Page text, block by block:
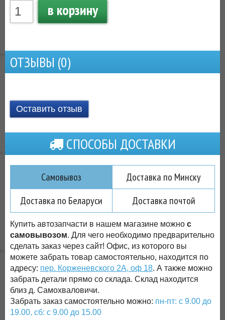
в корзину
ОТЗЫВЫ (0)
Оставить отзыв
СПОСОБЫ ДОСТАВКИ
Самовывоз
Доставка по Минску
Доставка по Беларуси
Доставка почтой
Купить автозапчасти в нашем магазине можно с
самовывозом. Для чего необходимо предварительно
сделать заказ через сайт! Офис, из которого вы
можете забрать товар самостоятельно, находится по
адресу: пер. Корженевского 2А, оф 18. А также можно
забрать детали прямо со склада. Склад находится
близ д. Самохваловичи.
Забрать заказ самостоятельно можно: пн-пт: с 9.00 до
19.00, сб: с 9.00 до 15.00